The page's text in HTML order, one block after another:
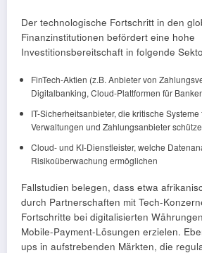
Der technologische Fortschritt in den
Finanzinstitutionen befördert eine hohe
Investitionsbereitschaft in folgende
FinTech-Aktien (z.B. Anbieter von
Digitalbanking, Cloud-Plattformen für
IT-Sicherheitsanbieter, die kritische
Verwaltungen und Zahlungsanbieter
Cloud- und KI-Dienstleister, welche
Risikoüberwachung ermöglichen
Fallstudien belegen, dass etwa
durch Partnerschaften mit Tech-
Fortschritte bei digitalisierten
Mobile-Payment-Lösungen erzielen.
ups in aufstrebenden Märkten, die